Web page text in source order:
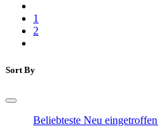
1
2
Sort By
Beliebteste Neu eingetroffen